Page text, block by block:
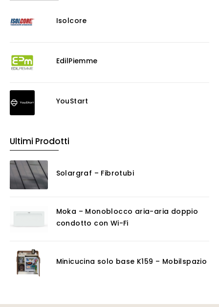
Isolcore
EdilPiemme
YouStart
Ultimi Prodotti
Solargraf – Fibrotubi
Moka – Monoblocco aria-aria doppio
condotto con Wi-Fi
Minicucina solo base K159 – Mobilspazio